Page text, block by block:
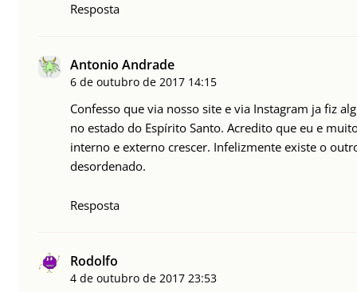
Resposta
Antonio Andrade
6 de outubro de 2017 14:15
Confesso que via nosso site e via Instagram ja fiz
no estado do Espírito Santo. Acredito que eu e
interno e externo crescer. Infelizmente existe o
desordenado.
Resposta
Rodolfo
4 de outubro de 2017 23:53